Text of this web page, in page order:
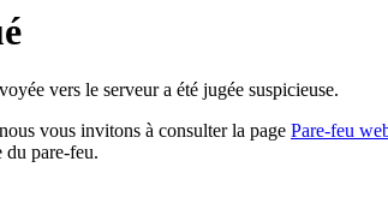
vers le serveur a été jugée suspicieuse.
vous invitons à consulter la page Pare-feu
du pare-feu.